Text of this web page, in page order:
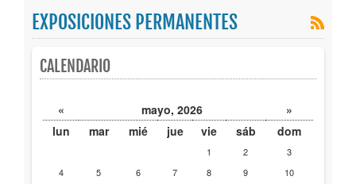
Actividades
Publicaciones
Trámites
EXPOSICIONES PERMANENTES
CALENDARIO
« mayo, 2026
»
lun
mar mié jue vie sáb dom
1 2
3
4
5 6 7 8 9
10